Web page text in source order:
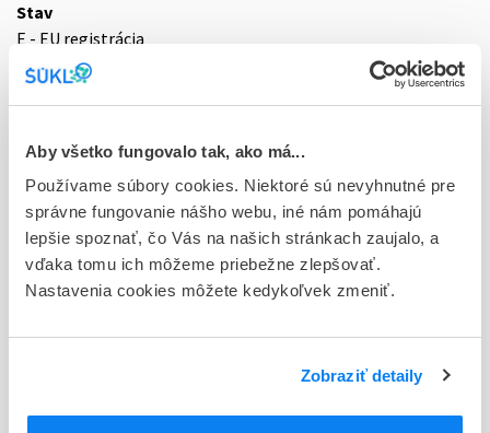
Aby všetko fungovalo tak, ako má...
Používame súbory cookies. Niektoré sú nevyhnutné pre
správne fungovanie nášho webu, iné nám pomáhajú
lepšie spoznať, čo Vás na našich stránkach zaujalo, a
vďaka tomu ich môžeme priebežne zlepšovať.
Nastavenia cookies môžete kedykoľvek zmeniť.
Zobraziť detaily
Stav
E - EU registrácia
Typ registračnej procedúry
Európska
Držiteľ, krajina
Sanofi Winthrop Industrie, Francúzsko
Indikačná skupina
58 - HYPOTENSIVA
C
KARDIOVASKULÁRNY SYSTÉM
ANGIOTENZÍNOVÝ SYSTÉM
C09C
BLOKÁTORY RECEPTOROV ANGIOTENZÍNU II